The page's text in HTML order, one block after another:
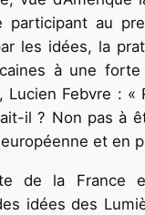
participant au
les idées, la
à une forte
Febvre :
il ? Non pas à
et en
de la France
idées des